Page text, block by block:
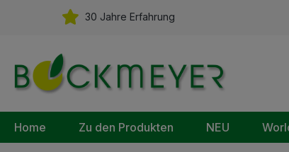
Hauptinhalt springen
Zur Suche springen
Zur Hauptnavigation springen
30 Jahre Erfahrung
Home Zu den Produkten NEU